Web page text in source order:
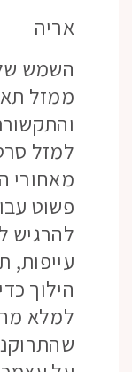
אריה
השמש
ממזל
למזל
מאחורי
פשוט
להרגיש
עייפות,
הילוך
למלא